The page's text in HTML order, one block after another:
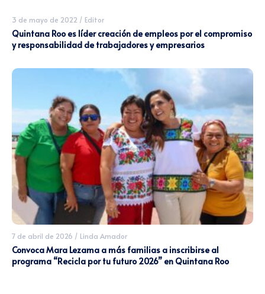
3 de mayo de 2022 / Editor
Quintana Roo es líder creación de empleos por el compromiso
y responsabilidad de trabajadores y empresarios
7 de abril de 2026 / Linda Amador
Convoca Mara Lezama a más familias a inscribirse al
programa “Recicla por tu futuro 2026” en Quintana Roo